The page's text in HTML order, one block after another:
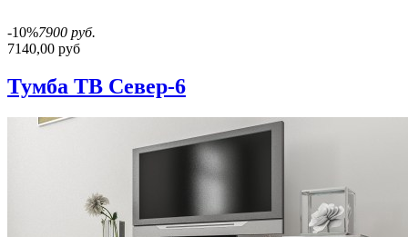
-10%7900 руб.
7140,00 руб
Тумба ТВ Север-6